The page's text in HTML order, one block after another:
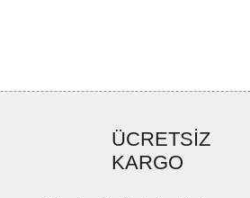
ÜCRETSİZ
KARGO